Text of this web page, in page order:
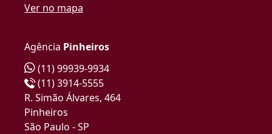
Ver no mapa
Agência Pinheiros
(11) 99939-9934
(11) 3914-5555
R. Simão Álvares, 464
Pinheiros
São Paulo - SP